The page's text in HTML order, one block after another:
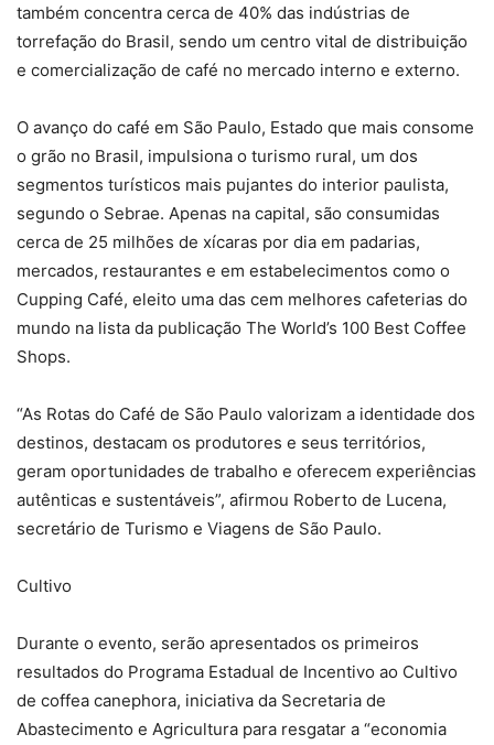
também concentra cerca de 40% das indústrias de
torrefação do Brasil, sendo um centro vital de distribuição
e comercialização de café no mercado interno e externo.
O avanço do café em São Paulo, Estado que mais consome
o grão no Brasil, impulsiona o turismo rural, um dos
segmentos turísticos mais pujantes do interior paulista,
segundo o Sebrae. Apenas na capital, são consumidas
cerca de 25 milhões de xícaras por dia em padarias,
mercados, restaurantes e em estabelecimentos como o
Cupping Café, eleito uma das cem melhores cafeterias do
mundo na lista da publicação The World’s 100 Best Coffee
Shops.
“As Rotas do Café de São Paulo valorizam a identidade dos
destinos, destacam os produtores e seus territórios,
geram oportunidades de trabalho e oferecem experiências
autênticas e sustentáveis”, afirmou Roberto de Lucena,
secretário de Turismo e Viagens de São Paulo.
Cultivo
Durante o evento, serão apresentados os primeiros
resultados do Programa Estadual de Incentivo ao Cultivo
de coffea canephora, iniciativa da Secretaria de
Abastecimento e Agricultura para resgatar a “economia